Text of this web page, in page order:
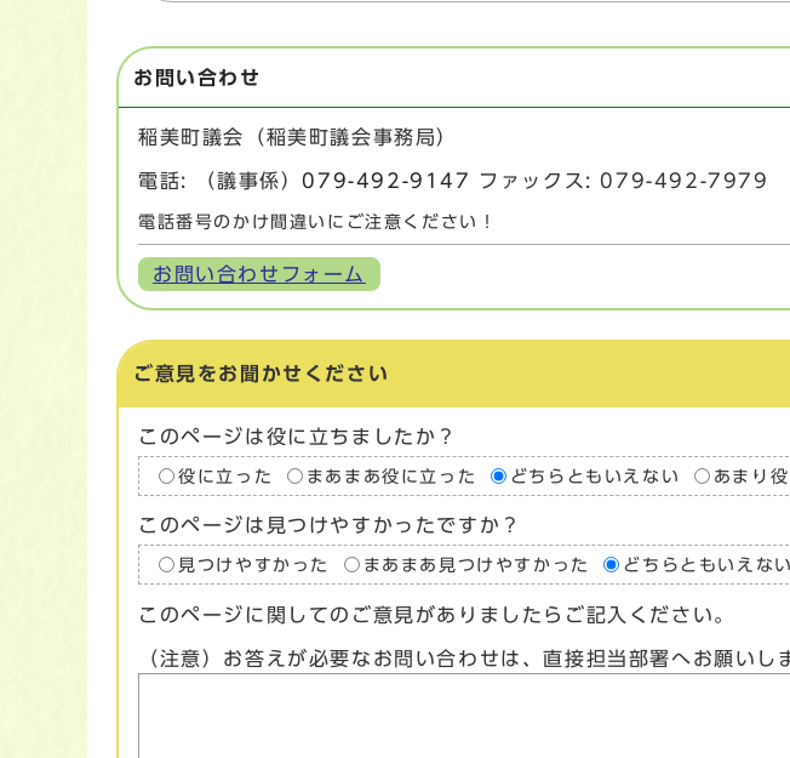
お問い合わせ
稲美町議会（稲美町議会事務局）
電話: （議事係） 079-492-9147 ファックス: 079-492-7979
電話番号のかけ間違いにご注意ください！
お問い合わせフォーム
ご意見をお聞かせください
このページは役に立ちましたか？
役に立った まあまあ役に立った どちらともいえない あまり
このページは見つけやすかったですか？
見つけやすかった まあまあ見つけやすかった どちらともいえない
このページに関してのご意見がありましたらご記入ください。
（注意）お答えが必要なお問い合わせは、直接担当部署へお願いし